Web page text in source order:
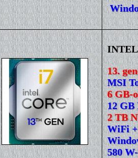
INTEL
13.
MSI
6 GB-
12 GB
2 TB
WiFi
580